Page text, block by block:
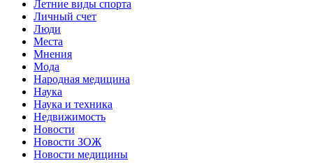
Летние виды спорта
Личный счет
Люди
Места
Мнения
Мода
Народная медицина
Наука
Наука и техника
Недвижимость
Новости
Новости ЗОЖ
Новости медицины